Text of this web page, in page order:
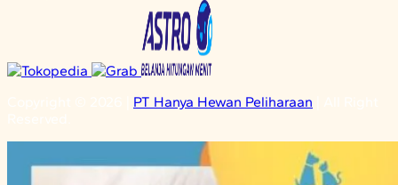
PT Hanya Hewan Peliharaan